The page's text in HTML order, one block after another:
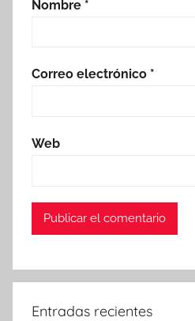
Nombre *
Correo electrónico *
Web
Entradas recientes